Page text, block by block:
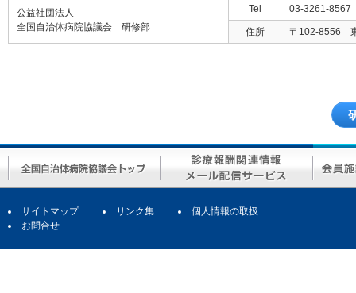
公益社団法人
全国自治体病院協議会 研修部
Tel 03-3261-8567
住所 〒102-8556
サイトマップ リンク集
個人情報の取扱
お問合せ